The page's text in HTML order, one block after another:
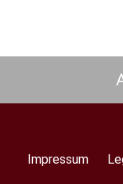
Footer
Impressum